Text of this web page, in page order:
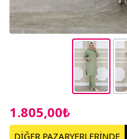
1.805,00₺
DİĞER PAZARYERLERİNDE